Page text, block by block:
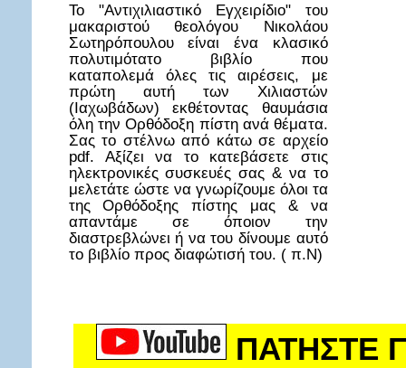
Το "Αντιχιλιαστικό Εγχειρίδιο" του
μακαριστού θεολόγου Νικολάου
Σωτηρόπουλου είναι ένα κλασικό
πολυτιμότατο βιβλίο που
καταπολεμά όλες τις αιρέσεις, με
πρώτη αυτή των Χιλιαστών
(Ιαχωβάδων) εκθέτοντας θαυμάσια
όλη την Ορθόδοξη πίστη ανά θέματα.
Σας το στέλνω από κάτω σε αρχείο
pdf. Αξίζει να το κατεβάσετε στις
ηλεκτρονικές συσκευές σας & να το
μελετάτε ώστε να γνωρίζουμε όλοι τα
της Ορθόδοξης πίστης μας & να
απαντάμε σε όποιον την
διαστρεβλώνει ή να του δίνουμε αυτό
το βιβλίο προς διαφώτισή του. ( π.Ν)
ΠΑΤΗΣΤΕ